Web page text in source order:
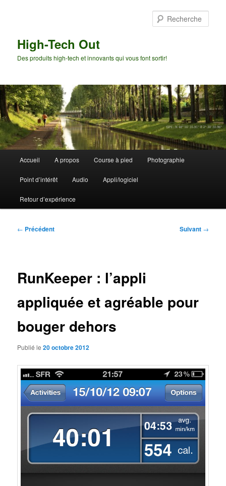
High-Tech Out
Des produits high-tech et innovants qui vous font sortir!
principal
Accueil A propos Course à pied Photographie
Point d’intérêt Audio Appli/logiciel
Retour d’expérience
Navigation
← Précédent Suivant →
RunKeeper : l’appli
appliquée et agréable pour
bouger dehors
Publié le20 octobre 2012